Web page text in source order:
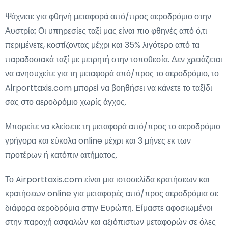
Ψάχνετε για φθηνή μεταφορά από/προς αεροδρόμιο στην
Αυστρία; Οι υπηρεσίες ταξί μας είναι πιο φθηνές από ό,τι
περιμένετε, κοστίζοντας μέχρι και 35% λιγότερο από τα
παραδοσιακά ταξί με μετρητή στην τοποθεσία. Δεν χρειάζεται
να ανησυχείτε για τη μεταφορά από/προς το αεροδρόμιο, το
Airporttaxis.com μπορεί να βοηθήσει να κάνετε το ταξίδι
σας στο αεροδρόμιο χωρίς άγχος.
Μπορείτε να κλείσετε τη μεταφορά από/προς το αεροδρόμιο
γρήγορα και εύκολα online μέχρι και 3 μήνες εκ των
προτέρων ή κατόπιν αιτήματος.
Το Airporttaxis.com είναι μια ιστοσελίδα κρατήσεων και
κρατήσεων online για μεταφορές από/προς αεροδρόμια σε
διάφορα αεροδρόμια στην Ευρώπη. Είμαστε αφοσιωμένοι
στην παροχή ασφαλών και αξιόπιστων μεταφορών σε όλες